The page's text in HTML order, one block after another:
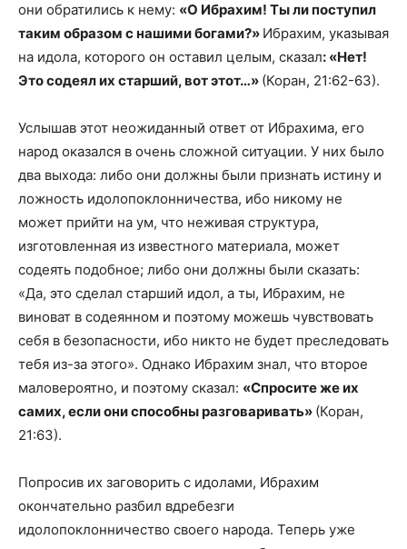
они обратились к нему: «О Ибрахим! Ты ли поступил
таким образом с нашими богами?» Ибрахим, указывая
на идола, которого он оставил целым, сказал: «Нет!
Это содеял их старший, вот этот…» (Коран, 21:62-63).
Услышав этот неожиданный ответ от Ибрахима, его
народ оказался в очень сложной ситуации. У них было
два выхода: либо они должны были признать истину и
ложность идолопоклонничества, ибо никому не
может прийти на ум, что неживая структура,
изготовленная из известного материала, может
содеять подобное; либо они должны были сказать:
«Да, это сделал старший идол, а ты, Ибрахим, не
виноват в содеянном и поэтому можешь чувствовать
себя в безопасности, ибо никто не будет преследовать
тебя из-за этого». Однако Ибрахим знал, что второе
маловероятно, и поэтому сказал: «Спросите же их
самих, если они способны разговаривать» (Коран,
21:63).
Попросив их заговорить с идолами, Ибрахим
окончательно разбил вдребезги
идолопоклонничество своего народа. Теперь уже